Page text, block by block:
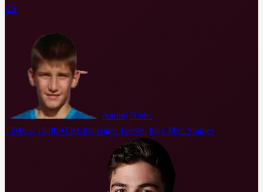
VS
Andrej Nedic
TIME // 15:00ATP Challenger Trieste, Italy Men Singles